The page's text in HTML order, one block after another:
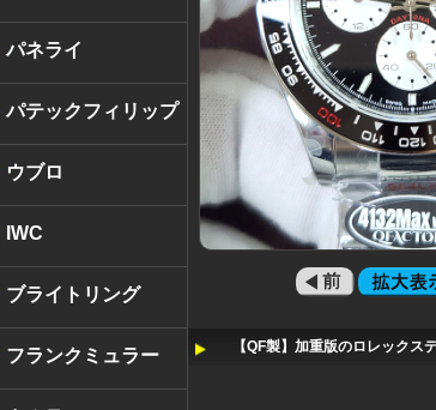
パネライ
パテックフィリップ
ウブロ
IWC
ブライトリング
フランクミュラー 【QF製】加重版のロレック